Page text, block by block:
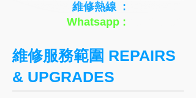
維修熱線 :
Whatsapp :
維修服務範圍 REPAIRS
& UPGRADES